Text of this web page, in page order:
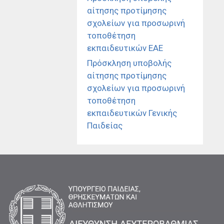
αίτησης προτίμησης
σχολείων για προσωρινή
τοποθέτηση
εκπαιδευτικών ΕΑΕ
Πρόσκληση υποβολής
αίτησης προτίμησης
σχολείων για προσωρινή
τοποθέτηση
εκπαιδευτικών Γενικής
Παιδείας